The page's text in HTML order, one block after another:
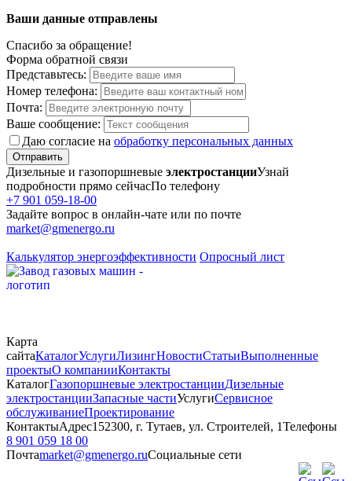
Ваши данные отправлены
Спасибо за обращение!
Форма обратной связи
Представьтесь:
Номер телефона:
Почта:
Ваше сообщение:
Даю согласие на обработку персональных данных
Отправить
Дизельные и газопоршневые электростанцииУзнай
подробности прямо сейчасПо телефону
+7 901 059-18-00
Задайте вопрос в онлайн-чате или по почте
market@gmenergo.ru
Калькулятор энергоэффективности Опросный лист
Карта
сайтаКаталогУслугиЛизингНовостиСтатьиВыполненные
проектыО компанииКонтакты
КаталогГазопоршневые электростанцииДизельные
электростанцииЗапасные частиУслугиСервисное
обслуживаниеПроектирование
КонтактыАдрес152300, г. Тутаев, ул. Строителей, 1Телефоны
8 901 059 18 00
Почтаmarket@gmenergo.ruСоциальные сети